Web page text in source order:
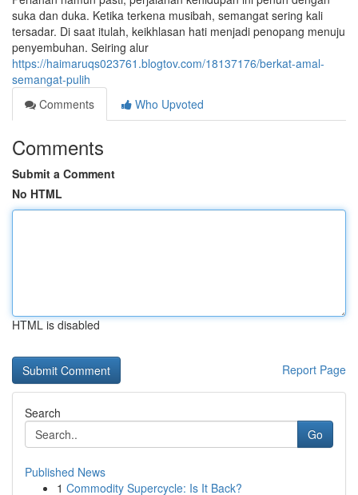
suka dan duka. Ketika terkena musibah, semangat sering kali
tersadar. Di saat itulah, keikhlasan hati menjadi penopang menuju
penyembuhan. Seiring alur
https://haimaruqs023761.blogtov.com/18137176/berkat-amal-
semangat-pulih
Comments
Who Upvoted
Comments
Submit a Comment
No HTML
HTML is disabled
Report Page
Search
Go
Published News
1 Commodity Supercycle: Is It Back?